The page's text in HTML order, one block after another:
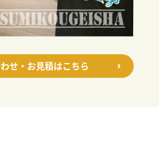
せ・お見積はこちら